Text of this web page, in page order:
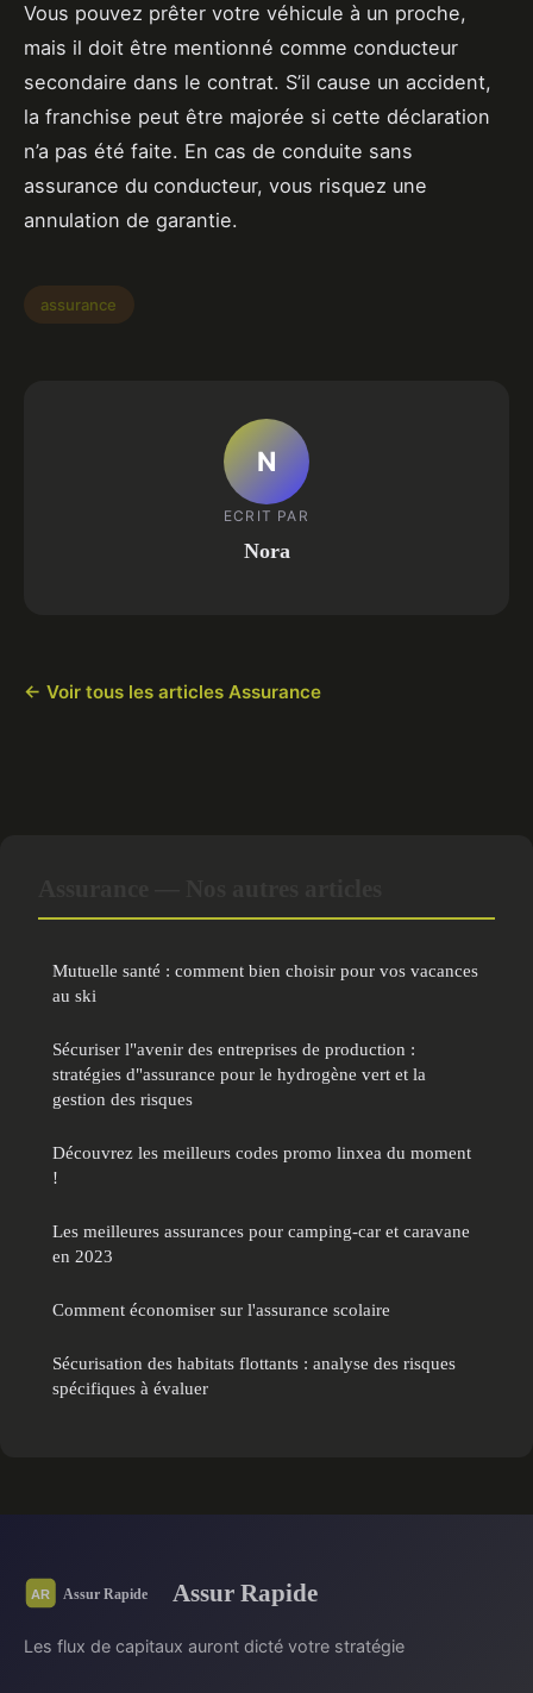
Vous pouvez prêter votre véhicule à un proche,
mais il doit être mentionné comme conducteur
secondaire dans le contrat. S’il cause un accident,
la franchise peut être majorée si cette déclaration
n’a pas été faite. En cas de conduite sans
assurance du conducteur, vous risquez une
annulation de garantie.
assurance
N
ECRIT PAR
Nora
← Voir tous les articles Assurance
Mutuelle santé : comment bien choisir pour vos vacances
au ski
Sécuriser l"avenir des entreprises de production :
stratégies d"assurance pour le hydrogène vert et la
gestion des risques
Découvrez les meilleurs codes promo linxea du moment
!
Les meilleures assurances pour camping-car et caravane
en 2023
Comment économiser sur l'assurance scolaire
Sécurisation des habitats flottants : analyse des risques
spécifiques à évaluer
Assur Rapide
Les flux de capitaux auront dicté votre stratégie